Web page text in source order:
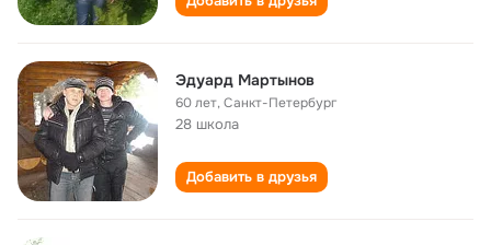
Эдуард Мартынов
60 лет,Санкт-Петербург
28 школа
Добавить в друзья